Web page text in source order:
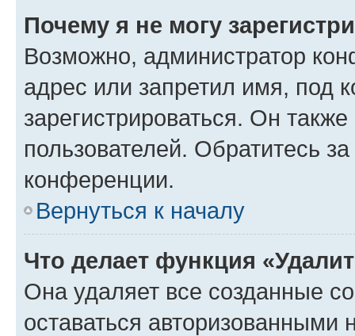
Почему я не могу
Возможно, администратор
адрес или запретил имя, под
зарегистрироваться. Он
пользователей. Обратитесь
конференции.
Вернуться к началу
Что делает функция
Она удаляет все созданные
оставаться авторизованными